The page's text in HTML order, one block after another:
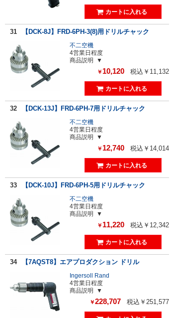
31 【DCK-8J】FRD-6PH-3(8)用ドリルチャック
不二空機
4営業日程度
商品説明
￥ 10,120 税込￥11,132
32 【DCK-13J】FRD-6PH-7用ドリルチャック
不二空機
4営業日程度
商品説明
￥ 12,740 税込￥14,014
33 【DCK-10J】FRD-6PH-5用ドリルチャック
不二空機
4営業日程度
商品説明
￥ 11,220 税込￥12,342
34 【7AQST8】エアプロダクション ドリル
Ingersoll Rand
4営業日程度
商品説明
￥228,707 税込￥251,577